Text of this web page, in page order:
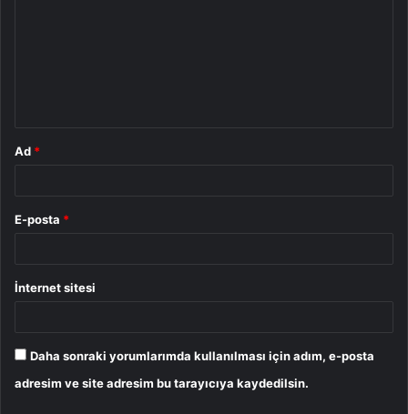
Ad *
E-posta *
İnternet sitesi
Daha sonraki yorumlarımda kullanılması için adım, e-posta
adresim ve site adresim bu tarayıcıya kaydedilsin.